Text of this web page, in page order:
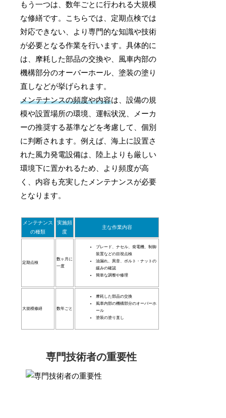
もう一つは、数年ごとに行われる大規模
な修繕です。こちらでは、定期点検では
対応できない、より専門的な知識や技術
が必要となる作業を行います。具体的に
は、摩耗した部品の交換や、風車内部の
機構部分のオーバーホール、塗装の塗り
直しなどが挙げられます。
メンテナンスの頻度や内容は、設備の規
模や設置場所の環境、運転状況、メーカ
ーの推奨する基準などを考慮して、個別
に判断されます。例えば、海上に設置さ
れた風力発電設備は、陸上よりも厳しい
環境下に置かれるため、より頻度が高
く、内容も充実したメンテナンスが必要
となります。
メンテナンス
の種類
実施頻
度
主な作業内容
定期点検
数ヶ月に
一度
ブレード、ナセル、発電機、制御
装置などの目視点検
油漏れ、異音、ボルト・ナットの
緩みの確認
簡単な調整や修理
大規模修繕 数年ごと
摩耗した部品の交換
風車内部の機構部分のオーバーホ
ール
塗装の塗り直し
専門技術者の重要性